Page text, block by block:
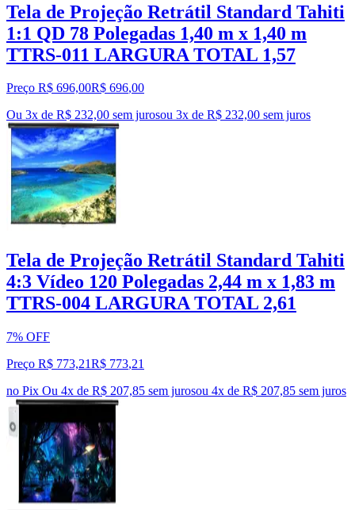
Tela de Projeção Retrátil Standard Tahiti
1:1 QD 78 Polegadas 1,40 m x 1,40 m
TTRS-011 LARGURA TOTAL 1,57
Preço R$ 696,00R$ 696,00
Ou 3x de R$ 232,00 sem jurosou 3x de R$ 232,00 sem juros
Tela de Projeção Retrátil Standard Tahiti
4:3 Vídeo 120 Polegadas 2,44 m x 1,83 m
TTRS-004 LARGURA TOTAL 2,61
7% OFF
Preço R$ 773,21R$ 773,21
no Pix Ou 4x de R$ 207,85 sem jurosou 4x de R$ 207,85 sem juros